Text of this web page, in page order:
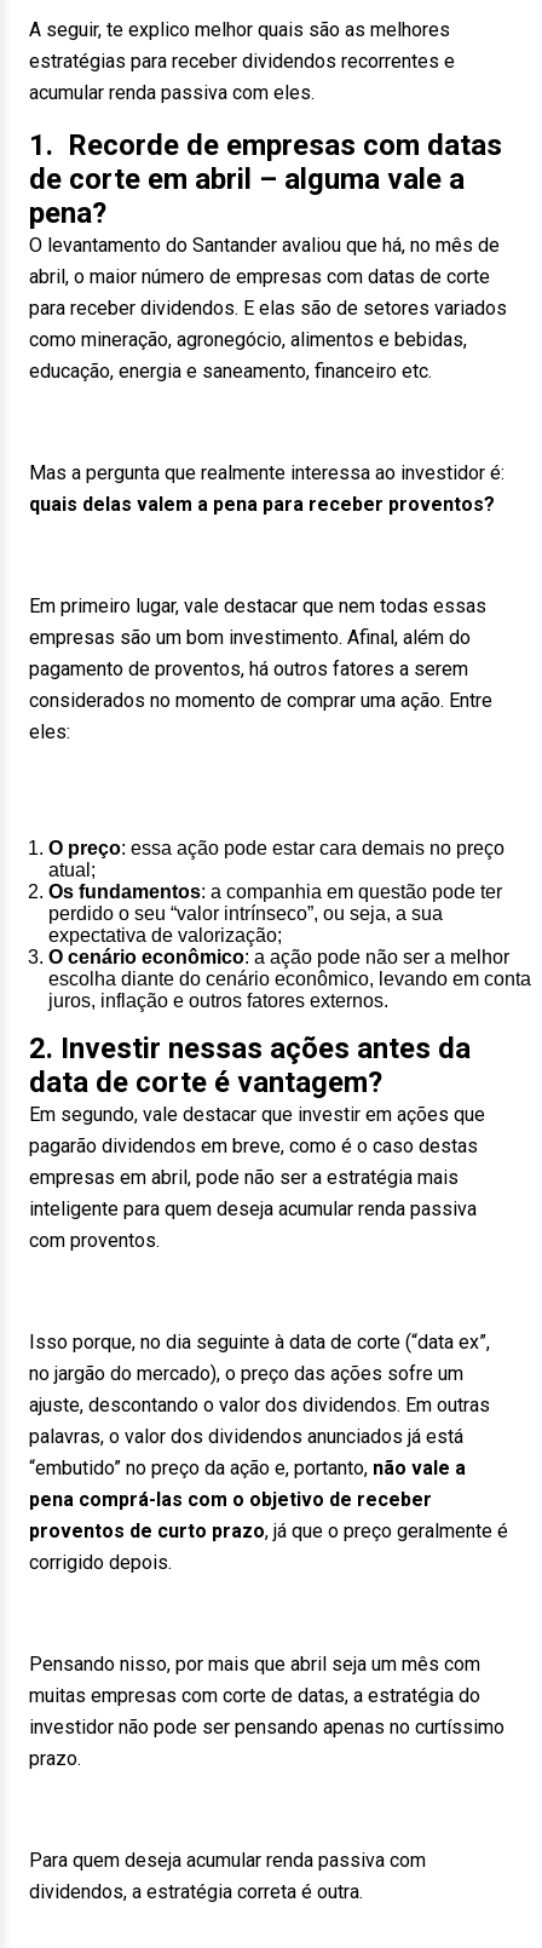
A seguir, te explico melhor quais são as melhores
estratégias para receber dividendos recorrentes e
acumular renda passiva com eles.
1. Recorde de empresas com datas
de corte em abril – alguma vale a
pena?
O levantamento do Santander avaliou que há, no mês de
abril, o maior número de empresas com datas de corte
para receber dividendos. E elas são de setores variados
como mineração, agronegócio, alimentos e bebidas,
educação, energia e saneamento, financeiro etc.
Mas a pergunta que realmente interessa ao investidor é:
quais delas valem a pena para receber proventos?
Em primeiro lugar, vale destacar que nem todas essas
empresas são um bom investimento. Afinal, além do
pagamento de proventos, há outros fatores a serem
considerados no momento de comprar uma ação. Entre
eles:
O preço: essa ação pode estar cara demais no preço
atual;
Os fundamentos: a companhia em questão pode ter
perdido o seu “valor intrínseco”, ou seja, a sua
expectativa de valorização;
O cenário econômico: a ação pode não ser a melhor
escolha diante do cenário econômico, levando em conta
juros, inflação e outros fatores externos.
2. Investir nessas ações antes da
data de corte é vantagem?
Em segundo, vale destacar que investir em ações que
pagarão dividendos em breve, como é o caso destas
empresas em abril, pode não ser a estratégia mais
inteligente para quem deseja acumular renda passiva
com proventos.
Isso porque, no dia seguinte à data de corte (“data ex”,
no jargão do mercado), o preço das ações sofre um
ajuste, descontando o valor dos dividendos. Em outras
palavras, o valor dos dividendos anunciados já está
“embutido” no preço da ação e, portanto, não vale a
pena comprá-las com o objetivo de receber
proventos de curto prazo, já que o preço geralmente é
corrigido depois.
Pensando nisso, por mais que abril seja um mês com
muitas empresas com corte de datas, a estratégia do
investidor não pode ser pensando apenas no curtíssimo
prazo.
Para quem deseja acumular renda passiva com
dividendos, a estratégia correta é outra.